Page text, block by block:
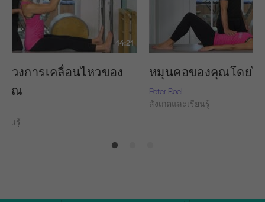
14:21
วงการเคลื่อนไหวของ
คุณ
ยนรู้
หมุนคอของคุณโดยไ
Peter Roël
สังเกตและเรียนรู้